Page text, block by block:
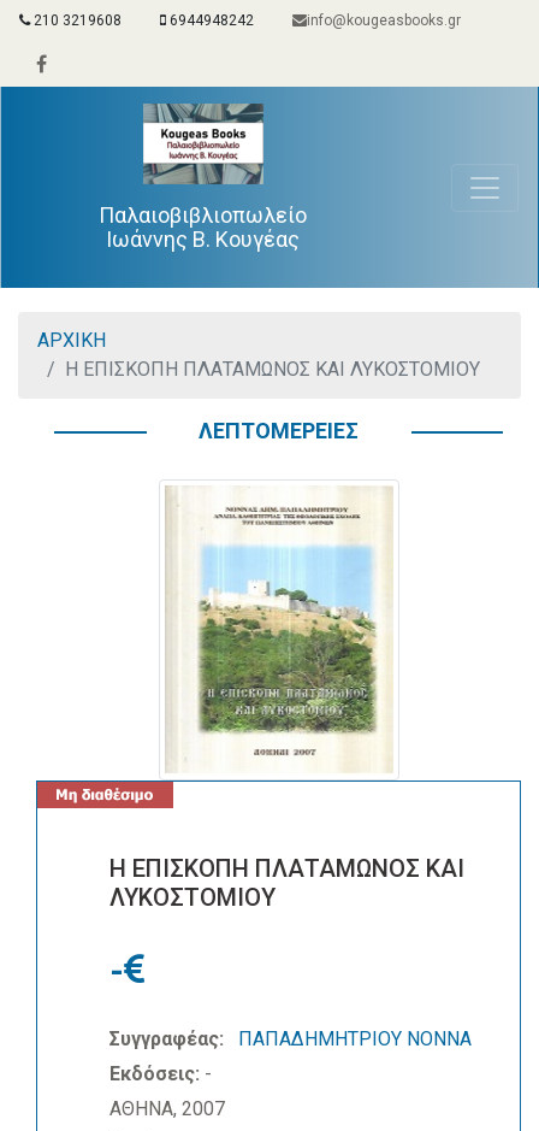
210 3219608 6944948242 info@kougeasbooks.gr
Παλαιοβιβλιοπωλείο
Ιωάννης Β. Κουγέας
ΑΡΧΙΚΗ
Η ΕΠΙΣΚΟΠΗ ΠΛΑΤΑΜΩΝΟΣ ΚΑΙ ΛΥΚΟΣΤΟΜΙΟΥ
ΛΕΠΤΟΜΕΡΕΙΕΣ
Η ΕΠΙΣΚΟΠΗ ΠΛΑΤΑΜΩΝΟΣ ΚΑΙ
ΛΥΚΟΣΤΟΜΙΟΥ
-
Συγγραφέας:
ΠΑΠΑΔΗΜΗΤΡΙΟΥ ΝΟΝΝΑ
Εκδόσεις: -
ΑΘΗΝΑ, 2007